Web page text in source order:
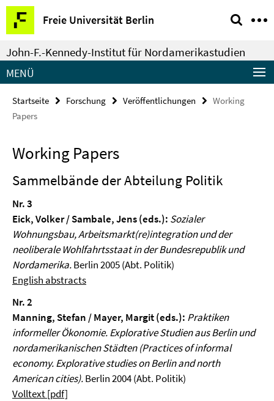
Springe
direkt
zu
Inhalt
Freie Universität Berlin
Service-
Navigation
John-F.-Kennedy-Institut für Nordamerikastudien
MENÜ
Startseite Forschung Veröffentlichungen
Working
Papers
Working Papers
Sammelbände der Abteilung Politik
Nr. 3
Eick, Volker / Sambale, Jens (eds.): Sozialer
Wohnungsbau, Arbeitsmarkt(re)integration und der
neoliberale Wohlfahrtsstaat in der Bundesrepublik und
Nordamerika.Berlin 2005 (Abt. Politik)
English abstracts
Nr. 2
Manning, Stefan / Mayer, Margit (eds.): Praktiken
informeller Ökonomie. Explorative Studien aus Berlin und
nordamerikanischen Städten (Practices of informal
economy. Explorative studies on Berlin and north
American cities).Berlin 2004 (Abt. Politik)
Volltext [pdf]